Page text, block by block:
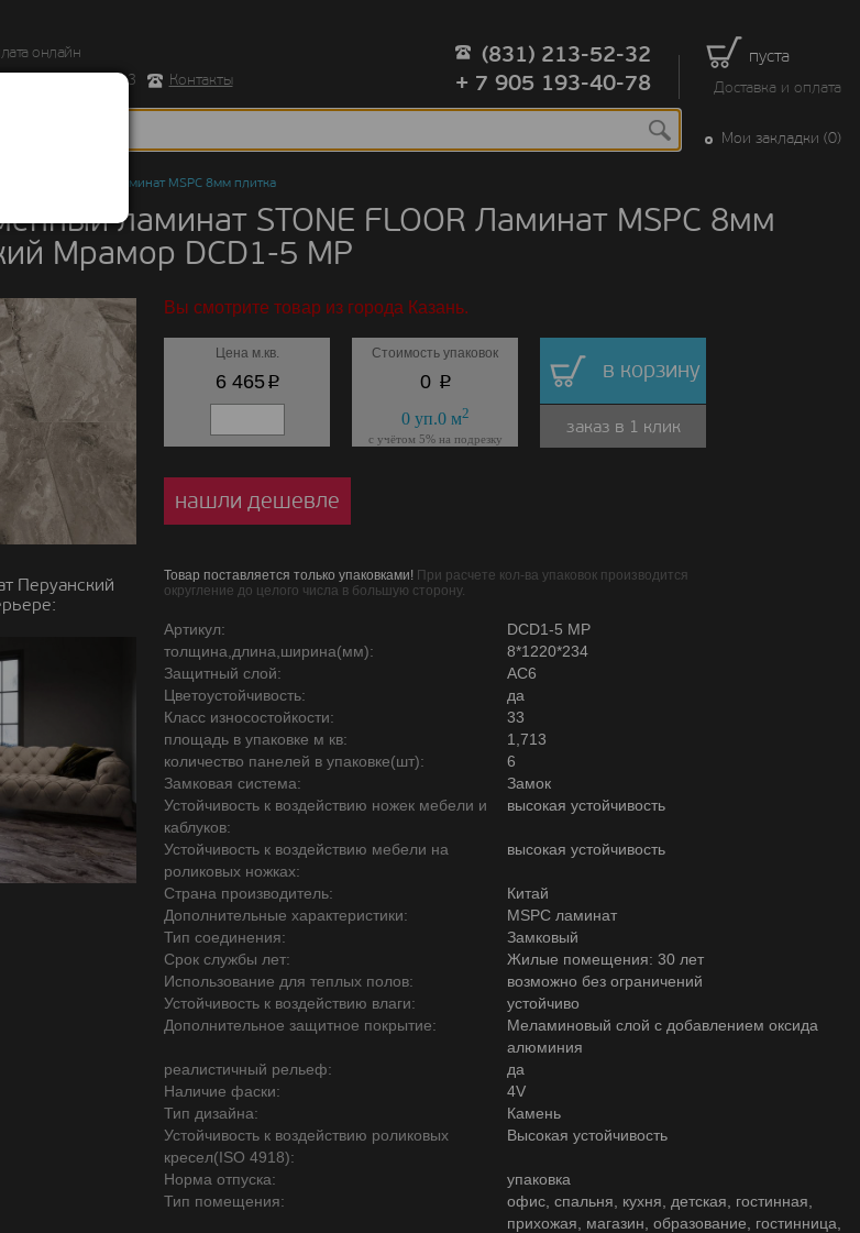
пуста
Доставка и оплата
онлайн
д.43 корпус 3
Контакты
(831) 213-52-32
+ 7 905 193-40-78
Мои закладки (0)
Ламинат MSPC 8мм плитка
ламинат STONE FLOOR Ламинат MSPC 8мм
Мрамор DCD1-5 MP
Перуанский
Вы смотрите товар из города Казань.
Цена м.кв.
6 465p
Стоимость упаковок
0 p
0уп.0м2
с учётом 5% на подрезку
в корзину
заказ в 1 клик
нашли дешевле
Товар поставляется только упаковками! При расчете кол-ва упаковок производится
округление до целого числа в большую сторону.
Артикул:
DCD1-5 MP
толщина,длина,ширина(мм):
8*1220*234
Защитный слой:
AC6
Цветоустойчивость:
да
Класс износостойкости:
33
площадь в упаковке м кв:
1,713
количество панелей в упаковке(шт):
6
Замковая система:
Замок
Устойчивость к воздействию ножек мебели и
каблуков:
высокая устойчивость
Устойчивость к воздействию мебели на
роликовых ножках:
высокая устойчивость
Страна производитель:
Китай
Дополнительные характеристики:
MSPC ламинат
Тип соединения:
Замковый
Срок службы лет:
Жилые помещения: 30 лет
Использование для теплых полов:
возможно без ограничений
Устойчивость к воздействию влаги:
устойчиво
Дополнительное защитное покрытие:
Меламиновый слой с добавлением оксида
алюминия
реалистичный рельеф:
да
Наличие фаски:
4V
Тип дизайна:
Камень
Устойчивость к воздействию роликовых
кресел(ISO 4918):
Высокая устойчивость
Норма отпуска:
упаковка
Тип помещения:
офис, спальня, кухня, детская, гостинная,
прихожая, магазин, образование, гостинница,